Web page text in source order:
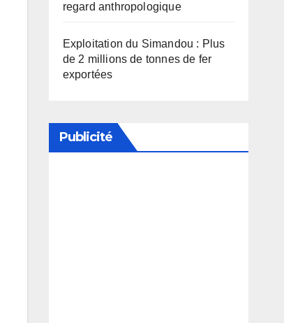
regard anthropologique
Exploitation du Simandou : Plus
de 2 millions de tonnes de fer
exportées
Publicité